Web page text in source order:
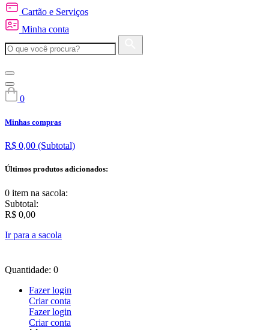
Cartão e Serviços
Minha conta
0
Minhas compras
R$ 0,00 (Subtotal)
Últimos produtos adicionados:
0 item na sacola:
Subtotal:
R$ 0,00
Ir para a sacola
Quantidade: 0
Fazer login
Criar conta
Fazer login
Criar conta